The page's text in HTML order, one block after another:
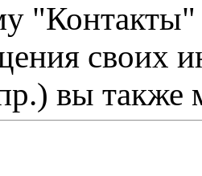
"Контакты"
своих
вы также